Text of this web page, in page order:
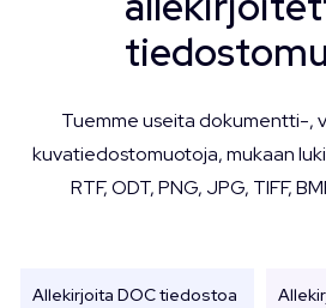
Tuemme useita dokumentti-,
kuvatiedostomuotoja, mukaan
RTF, ODT, PNG, JPG, TIFF,
Allekirjoita DOC tiedostoa